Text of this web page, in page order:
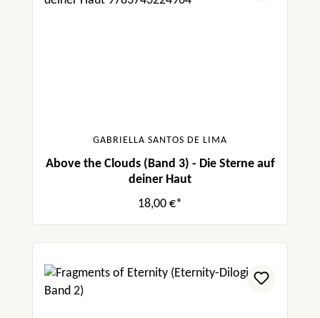
GABRIELLA SANTOS DE LIMA
Above the Clouds (Band 3) - Die Sterne auf
deiner Haut
18,00 €*